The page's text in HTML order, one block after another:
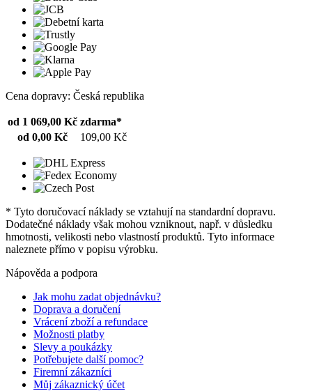
Cena dopravy: Česká republika
od 1 069,00 Kč zdarma*
od 0,00 Kč
109,00 Kč
* Tyto doručovací náklady se vztahují na standardní dopravu.
Dodatečné náklady však mohou vzniknout, např. v důsledku
hmotnosti, velikosti nebo vlastností produktů. Tyto informace
naleznete přímo v popisu výrobku.
Nápověda a podpora
Jak mohu zadat objednávku?
Doprava a doručení
Vrácení zboží a refundace
Možnosti platby
Slevy a poukázky
Potřebujete další pomoc?
Firemní zákazníci
Můj zákaznický účet